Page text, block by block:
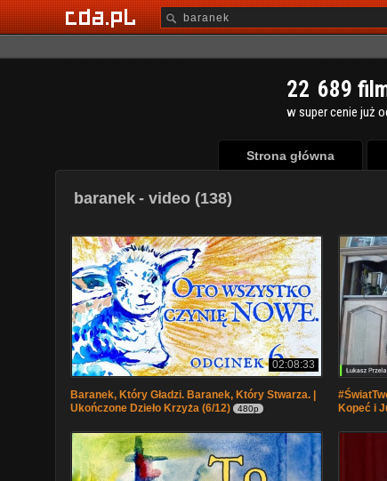
22 689
w super cenie już
Strona główna
baranek - video (138)
02:08:33
Baranek, Który Gładzi. Baranek, Który Stwarza. |
Ukończone Dzieło Krzyża (6/12)
480p
Kopeć i